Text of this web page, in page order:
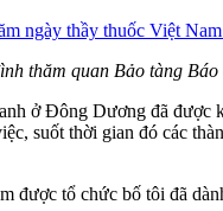
thăm quan Bảo tàng Báo
ở Đông Dương đã
suốt thời gian đó các
được tổ chức bố tôi đã